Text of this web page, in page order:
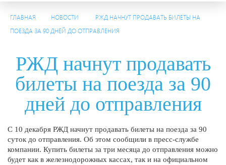
ГЛАВНАЯ НОВОСТИ
РЖД НАЧНУТ ПРОДАВАТЬ БИЛЕТЫ НА
ПОЕЗДА ЗА 90 ДНЕЙ ДО ОТПРАВЛЕНИЯ
РЖД начнут продавать
билеты на поезда за 90
дней до отправления
С 10 декабря РЖД начнут продавать билеты на поезда за 90
суток до отправления. Об этом сообщили в пресс-службе
компании. Купить билеты за три месяца до отправления можно
будет как в железнодорожных кассах, так и на официальном